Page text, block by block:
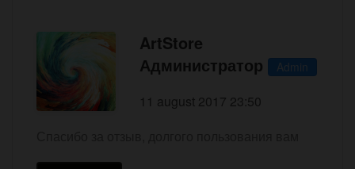
ArtStore
Администратор
Admin
11 august 2017 23:50